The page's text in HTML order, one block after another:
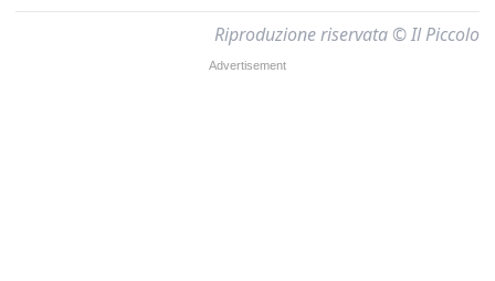
Riproduzione riservata © Il Piccolo